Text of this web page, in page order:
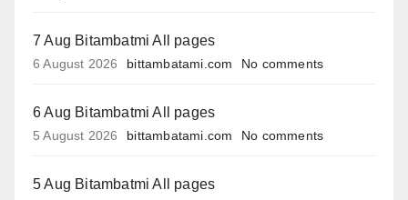
7 Aug Bitambatmi All pages
6 August 2026 bittambatami.com No comments
6 Aug Bitambatmi All pages
5 August 2026 bittambatami.com No comments
5 Aug Bitambatmi All pages